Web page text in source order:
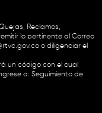
Reclamos,
lo pertinente al Correo
o diligenciar el
un código con el cual
a: Seguimiento de